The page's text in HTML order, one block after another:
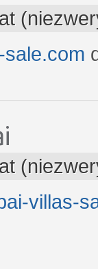
villas-